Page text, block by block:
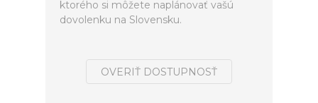
ktorého si môžete naplánovať vašú
dovolenku na Slovensku.
OVERIŤ DOSTUPNOSŤ